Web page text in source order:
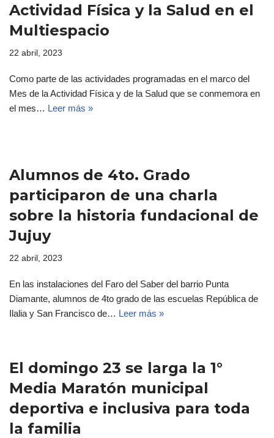
Actividad Física y la Salud en el
Multiespacio
22 abril, 2023
Como parte de las actividades programadas en el marco del
Mes de la Actividad Física y de la Salud que se conmemora en
el mes… Leer más »
Alumnos de 4to. Grado
participaron de una charla
sobre la historia fundacional de
Jujuy
22 abril, 2023
En las instalaciones del Faro del Saber del barrio Punta
Diamante, alumnos de 4to grado de las escuelas República de
Ilalia y San Francisco de… Leer más »
El domingo 23 se larga la 1°
Media Maratón municipal
deportiva e inclusiva para toda
la familia